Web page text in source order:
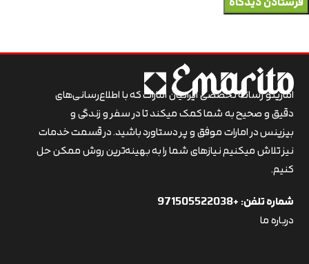
اماریتو رسانه تخصصی ایرانیان امارات که با اطلاع‌رسانی‌های
دقیق و صحیح به شما کمک میکند تا در سفر و زندگی و
بیزینس در امارات موفق و پر دستاورد باشید. در قسمت خدمات
نیز تلاش میکنیم نیازهای شما را به بهینه‌ترین روش ممکن حل
کنیم.
شماره تلفن:+971505522038
درباره ما